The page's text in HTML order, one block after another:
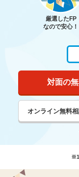
厳選したFP
なので安心！
対面の
オンライン無料
※1